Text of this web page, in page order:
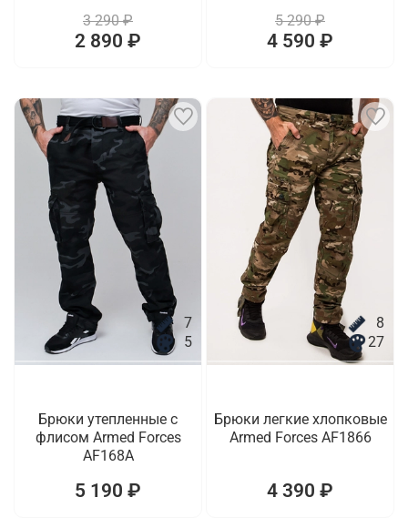
3 290 ₽
2 890 ₽
5 290 ₽
4 590 ₽
7
5
Брюки утепленные с
флисом Armed Forces
AF168A
5 190 ₽
8
27
Брюки легкие хлопковые
Armed Forces AF1866
4 390 ₽